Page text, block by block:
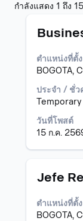
กำลังแสดง 1 ถึง
ตำแหน่ง
ตำแหน่งที่ตั้ง
BOGOTA,
ประจำ / ชั่ว
Temporary
วันที่โพสต์
15 ก.ค.
เลือก
ใช้
Space
เพื่อ
ดู
เนื้อหา
แบบ
เต็ม
ของ
งาน
ตำแหน่ง
Jefe
ตำแหน่งที่ตั้ง
BOGOTA,
เลือก
ใช้
Space